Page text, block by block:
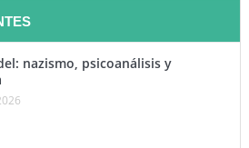
nazismo, psicoanálisis y